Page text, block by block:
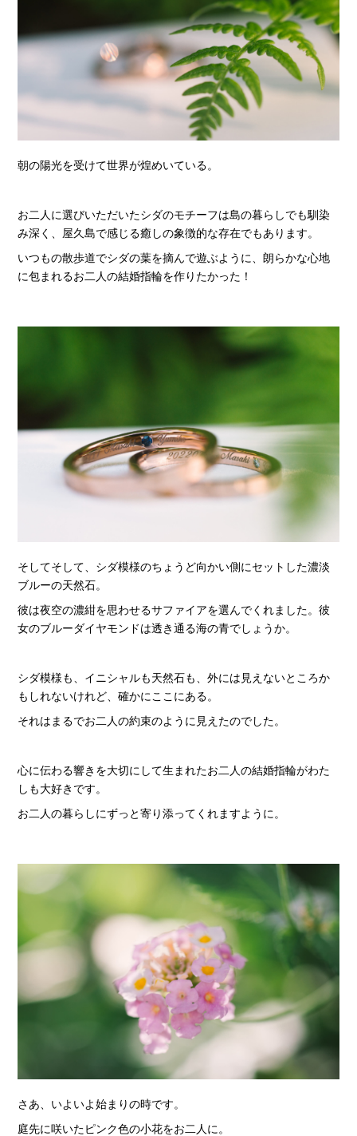
朝の陽光を受けて世界が煌めいている。
お二人に選びいただいたシダのモチーフは島の暮らしでも馴染
み深く、屋久島で感じる癒しの象徴的な存在でもあります。
いつもの散歩道でシダの葉を摘んで遊ぶように、朗らかな心地
に包まれるお二人の結婚指輪を作りたかった！
そしてそして、シダ模様のちょうど向かい側にセットした濃淡
ブルーの天然石。
彼は夜空の濃紺を思わせるサファイアを選んでくれました。彼
女のブルーダイヤモンドは透き通る海の青でしょうか。
シダ模様も、イニシャルも天然石も、外には見えないところか
もしれないけれど、確かにここにある。
それはまるでお二人の約束のように見えたのでした。
心に伝わる響きを大切にして生まれたお二人の結婚指輪がわた
しも大好きです。
お二人の暮らしにずっと寄り添ってくれますように。
さあ、いよいよ始まりの時です。
庭先に咲いたピンク色の小花をお二人に。